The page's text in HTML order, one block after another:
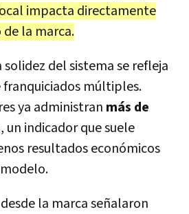
impacta directamente
la marca.
solidez del sistema se refleja
múltiples.
ya administran más de
, un indicador que suele
resultados económicos
la marca señalaron